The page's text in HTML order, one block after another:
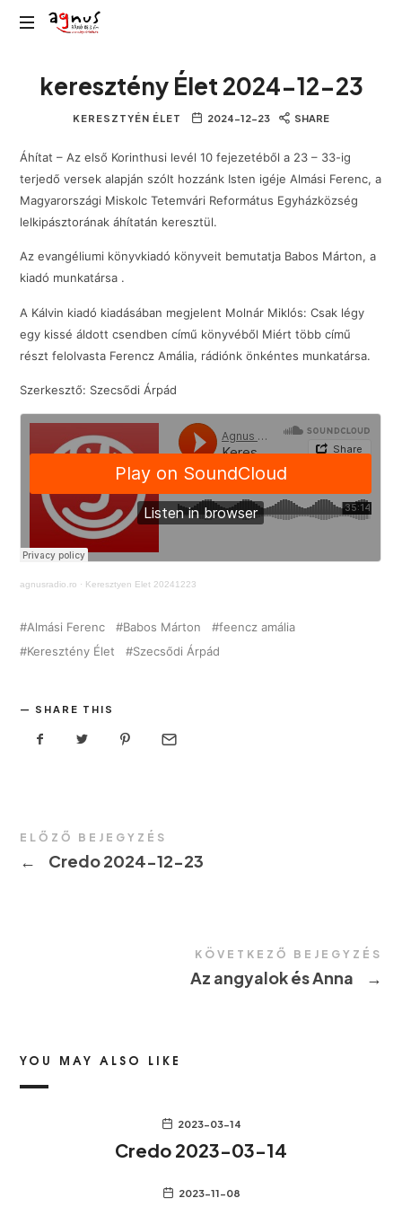
Agnus
közösségi
rádiója
keresztény Élet 2024-12-23
KERESZTYÉN ÉLET 2024-12-23 SHARE
Áhítat – Az első Korinthusi levél 10 fejezetéből a 23 – 33-ig
terjedő versek alapján szólt hozzánk Isten igéje Almási Ferenc, a
Magyarországi Miskolc Tetemvári Református Egyházközség
lelkipásztorának áhítatán keresztül.
Az evangéliumi könyvkiadó könyveit bemutatja Babos Márton, a
kiadó munkatársa .
A Kálvin kiadó kiadásában megjelent Molnár Miklós: Csak légy
egy kissé áldott csendben című könyvéből Miért több című
részt felolvasta Ferencz Amália, rádiónk önkéntes munkatársa.
Szerkesztő: Szecsődi Árpád
agnusradio.ro · Keresztyen Elet 20241223
Almási Ferenc Babos Márton
feencz amália
Keresztény Élet
Szecsődi Árpád
SHARE THIS
ELŐZŐ BEJEGYZÉS
← Credo 2024-12-23
KÖVETKEZŐ BEJEGYZÉS
Az angyalok és Anna →
YOU MAY ALSO LIKE
2023-03-14
Credo 2023-03-14
2023-11-08